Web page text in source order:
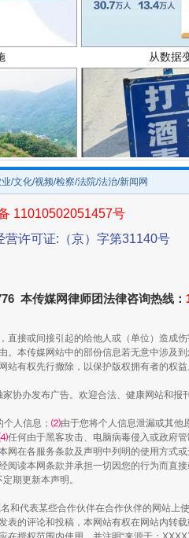
最高检抗诉的疑难复
事故致5死1伤，四川
四川10家县级农商行
/文化/视频/检察/法院/法治/新闻网
11010502051457号
营许可证:（京）字第31140号
本传媒网律师团法律咨询热线：
接或间接引起的给他人或（单位）造成
本传媒网站中的部份信息若无意中涉及
有权先行撤除，以保护版权拥有者的权
协办发布广告。欢迎合法、健康网站和报
人信息； ⑵由于您将个人信息泄漏或其他
任何由于黑客攻击、电脑病毒侵入或政府
网在各服务条款及声明中列明的使用方式或
读本网条款并承担一切因您的行为而直
期更新本声明。
和代表某些合作伙伴在合作伙伴的网站上
的评论和投稿，本网站有权在网站内转